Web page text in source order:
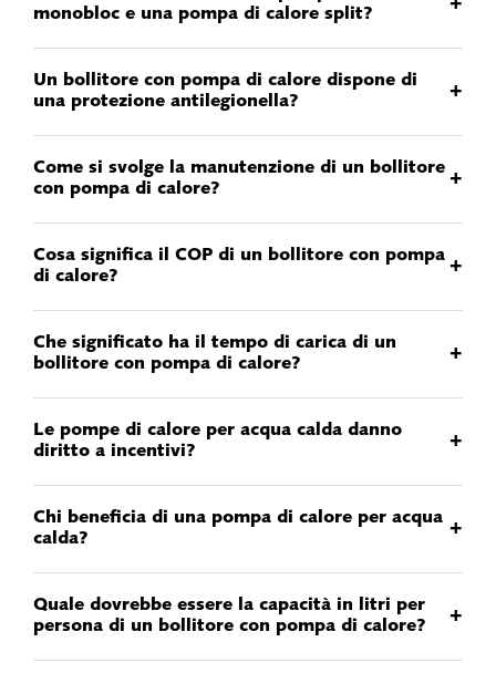
monobloc e una pompa di calore split?
+
Un bollitore con pompa di calore dispone di
una protezione antilegionella?
+
Come si svolge la manutenzione di un bollitore
con pompa di calore?
+
Cosa significa il COP di un bollitore con pompa
di calore?
+
Che significato ha il tempo di carica di un
bollitore con pompa di calore?
+
Le pompe di calore per acqua calda danno
diritto a incentivi?
+
Chi beneficia di una pompa di calore per acqua
calda?
+
Quale dovrebbe essere la capacità in litri per
persona di un bollitore con pompa di calore?
+